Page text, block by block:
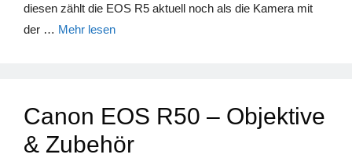
diesen zählt die EOS R5 aktuell noch als die Kamera mit
der … Mehr lesen
Canon EOS R50 – Objektive
& Zubehör